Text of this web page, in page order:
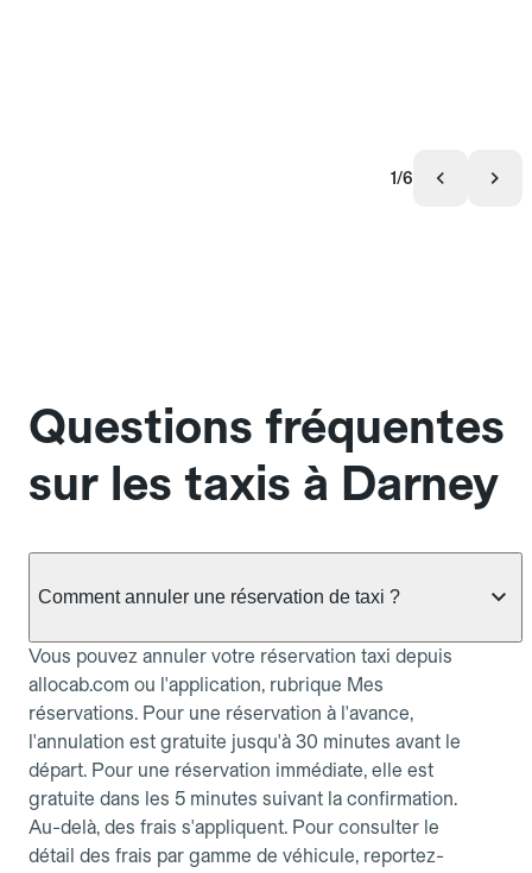
1/6
Questions fréquentes
sur les taxis à Darney
Comment annuler une réservation de taxi ?
Vous pouvez annuler votre réservation taxi depuis
allocab.com ou l'application, rubrique Mes
réservations. Pour une réservation à l'avance,
l'annulation est gratuite jusqu'à 30 minutes avant le
départ. Pour une réservation immédiate, elle est
gratuite dans les 5 minutes suivant la confirmation.
Au-delà, des frais s'appliquent. Pour consulter le
détail des frais par gamme de véhicule, reportez-